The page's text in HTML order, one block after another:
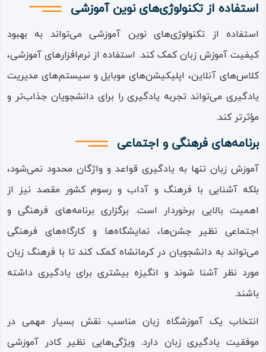
استفاده از تکنولوژی‌های نوین آموزشی
استفاده از تکنولوژی‌های نوین آموزشی‌ ‌‌می‌‌‌تواند به بهبود
کیفیت آموزش زبان کمک کند‌‌. استفاده از نرم‌افزارهای آموزشی،
کلاس‌های آنلاین، اپلیکیشن‌های موبایل و سیستم‌های مدیریت
یادگیری‌ ‌‌می‌‌‌تواند تجربه یادگیری را برای دانشجویان جذاب‌تر و
مؤثرتر کند‌‌.
برنامه‌های فرهنگی و اجتماعی
آموزش زبان تنها به یادگیری قواعد و واژگان محدود نمی‌شود،
بلکه آشنایی با فرهنگ و آداب و رسوم کشور مقصد نیز از
اهمیت بالایی برخوردار است‌‌. برگزاری برنامه‌های فرهنگی و
اجتماعی نظیر جشن‌ها، نمایشگاه‌ها و کارگاه‌های فرهنگی‌
‌‌می‌‌‌تواند به دانشجویان در کرمانشاه کمک کند تا با فرهنگ زبان
مورد نظر آشنا شوند و انگیزه بیشتری برای یادگیری داشته
باشند‌‌.
انتخاب یک آموزشگاه زبان مناسب نقش بسیار مهمی در
موفقیت یادگیری زبان دارد‌‌. ویژگی‌هایی نظیر کادر آموزشی